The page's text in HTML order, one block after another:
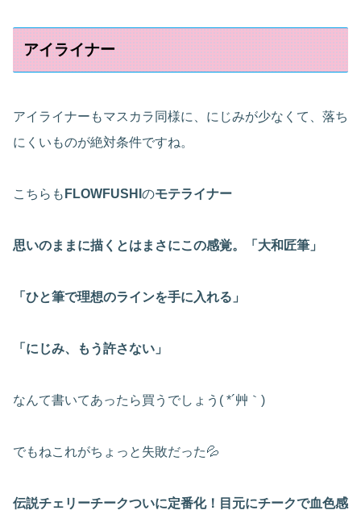
アイライナー
アイライナーもマスカラ同様に、にじみが少なくて、落ち
にくいものが絶対条件ですね。
こちらも FLOWFUSHI のモテライナー
思いのままに描くとはまさにこの感覚。「大和匠筆」
「ひと筆で理想のラインを手に入れる」
「にじみ、もう許さない」
なんて書いてあったら買うでしょう( *´艸｀)
でもねこれがちょっと失敗だった💦
伝説チェリーチークついに定番化！目元にチークで血色感